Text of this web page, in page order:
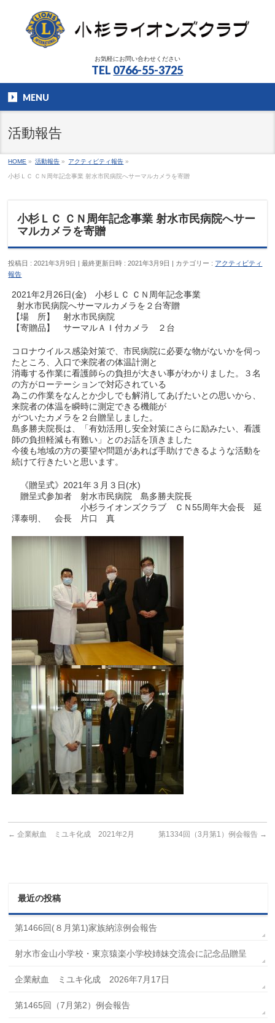
お気軽にお問い合わせください
TEL 0766-55-3725
MENU
活動報告
HOME » 活動報告 » アクティビティ報告 »
小杉ＬＣ ＣＮ周年記念事業 射水市民病院へサーマルカメラを寄贈
小杉ＬＣ ＣＮ周年記念事業 射水市民病院へサー
マルカメラを寄贈
投稿日 : 2021年3月9日 最終更新日時 : 2021年3月9日 カテゴリー : アクティビティ
報告
2021年2月26日(金) 小杉ＬＣ ＣＮ周年記念事業
射水市民病院へサーマルカメラを２台寄贈
【場 所】 射水市民病院
【寄贈品】 サーマルＡＩ付カメラ ２台
コロナウイルス感染対策で、市民病院に必要な物がないかを伺っ
たところ、入口で来院者の体温計測と
消毒する作業に看護師らの負担が大きい事がわかりました。３名
の方がローテーションで対応されている
為この作業をなんとか少しでも解消してあげたいとの思いから、
来院者の体温を瞬時に測定できる機能が
がついたカメラを２台贈呈しました。
島多勝夫院長は、「有効活用し安全対策にさらに励みたい、看護
師の負担軽減も有難い」とのお話を頂きました
今後も地域の方の要望や問題があれば手助けできるような活動を
続けて行きたいと思います。
《贈呈式》2021年３月３日(水)
贈呈式参加者 射水市民病院島多勝夫院長
小杉ライオンズクラブ ＣＮ55周年大会長 延
澤泰明、 会長 片口 真
← 企業献血 ミユキ化成 2021年2月 第1334回（3月第1）例会報告 →
最近の投稿
第1466回(８月第1)家族納涼例会報告
射水市金山小学校・東京猿楽小学校姉妹交流会に記念品贈呈
企業献血 ミユキ化成 2026年7月17日
第1465回（7月第2）例会報告